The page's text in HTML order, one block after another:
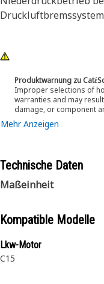
Produktwarnung zu
Improper selections of
warranties and may
damage, or component
Mehr Anzeigen
Technische Daten
Maßeinheit
Kompatible Modelle
Lkw-Motor
C15